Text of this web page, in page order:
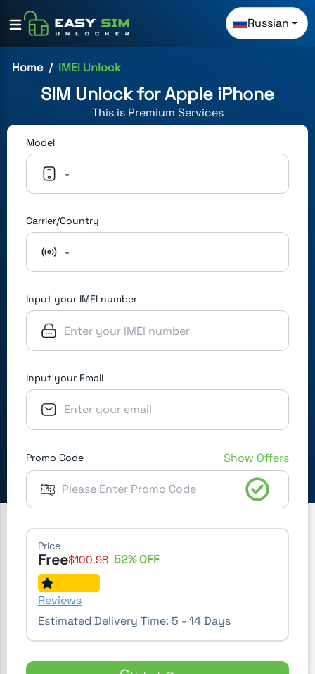
Russian
Home IMEI Unlock
SIM Unlock forApple iPhone
This is Premium Services
Model
-
Carrier/Country
-
Input your IMEI number
Input your Email
Promo Code Show Offers
Price
Free$100.98 52% OFF
Reviews
Estimated Delivery Time: 5 - 14 Days